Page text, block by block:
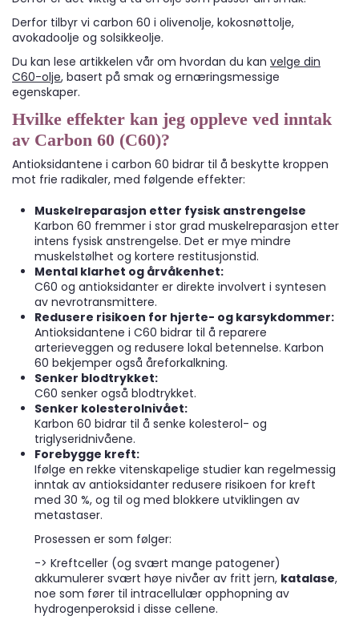
Derfor tilbyr vi carbon 60 i olivenolje, kokosnøttolje,
avokadoolje og solsikkeolje.
Du kan lese artikkelen vår om hvordan du kan velge din
C60-olje, basert på smak og ernæringsmessige
egenskaper.
Hvilke effekter kan jeg oppleve ved inntak
av Carbon 60 (C60)?
Antioksidantene i carbon 60 bidrar til å beskytte kroppen
mot frie radikaler, med følgende effekter:
Muskelreparasjon etter fysisk anstrengelse
Karbon 60 fremmer i stor grad muskelreparasjon etter
intens fysisk anstrengelse. Det er mye mindre
muskelstølhet og kortere restitusjonstid.
Mental klarhet og årvåkenhet:
C60 og antioksidanter er direkte involvert i syntesen
av nevrotransmittere.
Redusere risikoen for hjerte- og karsykdommer:
Antioksidantene i C60 bidrar til å reparere
arterieveggen og redusere lokal betennelse. Karbon
60 bekjemper også åreforkalkning.
Senker blodtrykket:
C60 senker også blodtrykket.
Senker kolesterolnivået:
Karbon 60 bidrar til å senke kolesterol- og
triglyseridnivåene.
Forebygge kreft:
Ifølge en rekke vitenskapelige studier kan regelmessig
inntak av antioksidanter redusere risikoen for kreft
med 30 %, og til og med blokkere utviklingen av
metastaser.
Prosessen er som følger:
-> Kreftceller (og svært mange patogener)
akkumulerer svært høye nivåer av fritt jern, katalase,
noe som fører til intracellulær opphopning av
hydrogenperoksid i disse cellene.